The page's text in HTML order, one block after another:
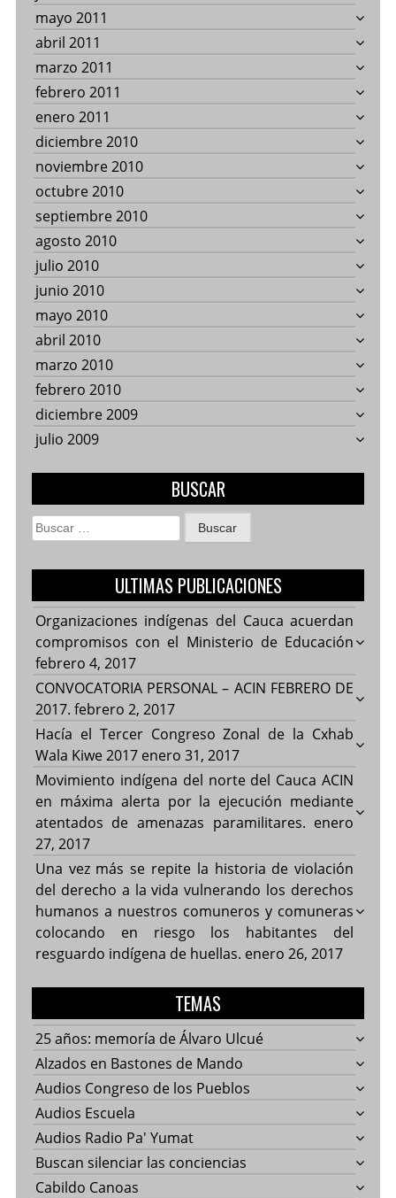
mayo 2011
abril 2011
marzo 2011
febrero 2011
enero 2011
diciembre 2010
noviembre 2010
octubre 2010
septiembre 2010
agosto 2010
julio 2010
junio 2010
mayo 2010
abril 2010
marzo 2010
febrero 2010
diciembre 2009
julio 2009
BUSCAR
Buscar:
ULTIMAS PUBLICACIONES
Organizaciones indígenas del Cauca acuerdan
compromisos con el Ministerio de Educación
febrero 4, 2017
CONVOCATORIA PERSONAL – ACIN FEBRERO DE
2017. febrero 2, 2017
Hacía el Tercer Congreso Zonal de la Cxhab
Wala Kiwe 2017 enero 31, 2017
Movimiento indígena del norte del Cauca ACIN
en máxima alerta por la ejecución mediante
atentados de amenazas paramilitares. enero
27, 2017
Una vez más se repite la historia de violación
del derecho a la vida vulnerando los derechos
humanos a nuestros comuneros y comuneras
colocando en riesgo los habitantes del
resguardo indígena de huellas. enero 26, 2017
TEMAS
25 años: memoría de Álvaro Ulcué
Alzados en Bastones de Mando
Audios Congreso de los Pueblos
Audios Escuela
Audios Radio Pa' Yumat
Buscan silenciar las conciencias
Cabildo Canoas